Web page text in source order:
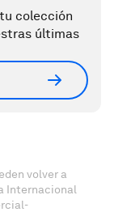
colección
últimas
volver a
Internacional